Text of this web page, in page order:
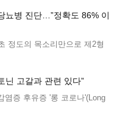
뇨병 진단…”정확도 86% 이
정도의 목소리만으로 제2형
닌 고갈과 관련 있다”
염증 후유증 '롱 코로나'(Long